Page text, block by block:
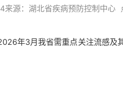
来源：湖北省疾病预防控制中心
年3月我省需重点关注流感